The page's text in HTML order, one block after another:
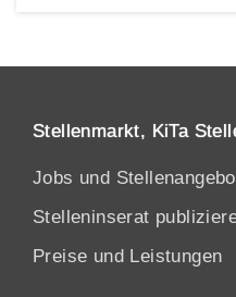
Stellenmarkt, KiTa
Jobs und
Stelleninserat
Preise und Leistungen